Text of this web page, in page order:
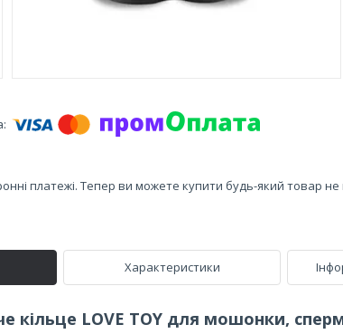
платежі. Тепер ви можете купити будь-який товар
Характеристики
кільце LOVE TOY для мошонки,